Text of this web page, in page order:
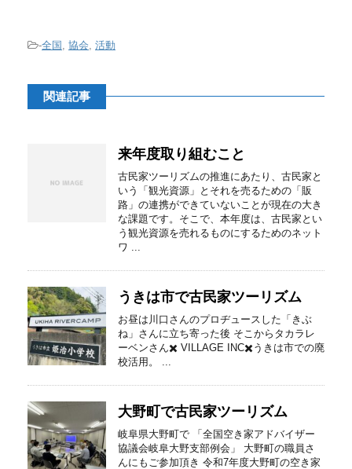
-全国 , 協会, 活動
関連記事
来年度取り組むこと
古民家ツーリズムの推進にあたり、古民家と
いう「観光資源」とそれを売るための「販
路」の連携ができていないことが現在の大き
な課題です。そこで、本年度は、古民家とい
う観光資源を売れるものにするためのネット
ワ ...
うきは市で古民家ツーリズム
お昼は川口さんのプロヂュースした「きぶ
ね」さんに立ち寄った後 そこからタカラレ
ーベンさん✖️ VILLAGE INC✖️うきは市での廃
校活用。 ...
大野町で古民家ツーリズム
岐阜県大野町で 「全国空き家アドバイザー
協議会岐阜大野支部例会」 大野町の職員さ
んにもご参加頂き 令和7年度大野町の空き家